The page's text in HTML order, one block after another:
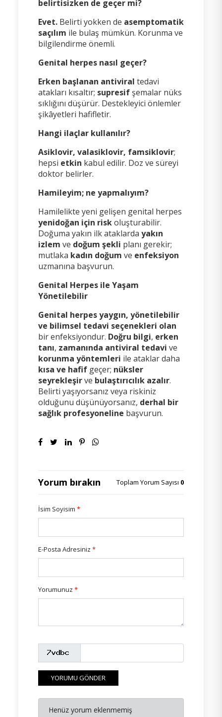
belirtisizken de geçer mi?
Evet.Belirti yokken de asemptomatik
saçılım ile bulaş mümkün. Korunma ve
bilgilendirme önemli.
Genital herpes nasıl geçer?
Erken başlanan antiviral tedavi
atakları kısaltır; supresifşemalar nüks
sıklığını düşürür. Destekleyici önlemler
şikâyetleri hafifletir.
Hangi ilaçlar kullanılır?
Asiklovir, valasiklovir, famsiklovir;
hepsi etkin kabul edilir. Doz ve süreyi
doktor belirler.
Hamileyim; ne yapmalıyım?
Hamilelikte yeni gelişen genital herpes
yenidoğan için riskoluşturabilir.
Doğuma yakın ilk ataklarda yakın
izlem ve doğum şekli planı gerekir;
mutlaka kadın doğum ve enfeksiyon
uzmanına başvurun.
Genital Herpes ile Yaşam
Yönetilebilir
Genital herpes yaygın, yönetilebilir
ve bilimsel tedavi seçenekleri olan
bir enfeksiyondur. Doğru bilgi, erken
tanı, zamanında antiviral tedavi ve
korunma yöntemleri ile ataklar daha
kısa ve hafifgeçer; nüksler
seyrekleşirve bulaştırıcılık azalır.
Belirti yaşıyorsanız veya riskiniz
olduğunu düşünüyorsanız, derhal bir
sağlık profesyoneline başvurun.
Yorum bırakın Toplam Yorum Sayısı 0
İsim Soyisim *
E-Posta Adresiniz *
Yorumunuz *
YORUMU GÖNDER
Henüz yorum eklenmemiş